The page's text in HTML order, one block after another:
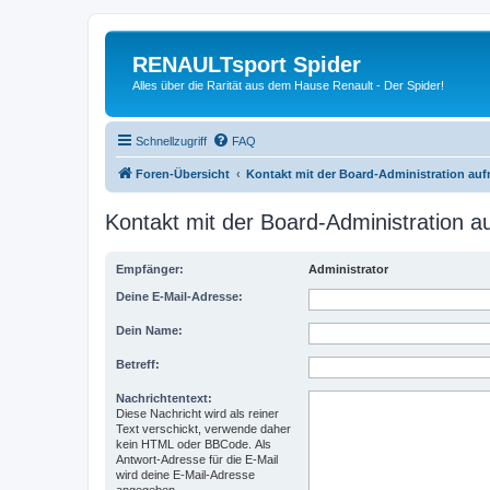
RENAULTsport Spider
Alles über die Rarität aus dem Hause Renault - Der Spider!
Schnellzugriff FAQ
Foren-Übersicht Kontakt mit der Board-Administration
Kontakt mit der Board-Administration
Empfänger: Administrator
Deine E-Mail-Adresse:
Dein Name:
Betreff:
Nachrichtentext:
Diese Nachricht wird als reiner
Text verschickt, verwende daher
kein HTML oder BBCode. Als
Antwort-Adresse für die E-Mail
wird deine E-Mail-Adresse